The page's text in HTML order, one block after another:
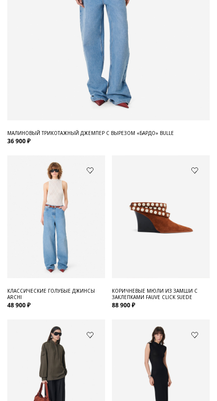
МАЛИНОВЫЙ ТРИКОТАЖНЫЙ ДЖЕМПЕР С ВЫРЕЗОМ «БАРДО» BULLE
36 900 ₽
КЛАССИЧЕСКИЕ ГОЛУБЫЕ ДЖИНСЫ
ARCHI
48 900 ₽
КОРИЧНЕВЫЕ МЮЛИ ИЗ ЗАМШИ С
ЗАКЛЕПКАМИ FAUVE CLICK SUEDE
88 900 ₽